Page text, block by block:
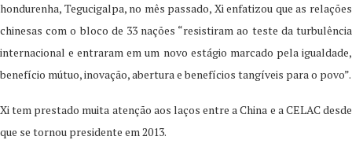
hondurenha, Tegucigalpa, no mês passado, Xi enfatizou que as relações
chinesas com o bloco de 33 nações “resistiram ao teste da turbulência
internacional e entraram em um novo estágio marcado pela igualdade,
benefício mútuo, inovação, abertura e benefícios tangíveis para o povo”.
Xi tem prestado muita atenção aos laços entre a China e a CELAC desde
que se tornou presidente em 2013.